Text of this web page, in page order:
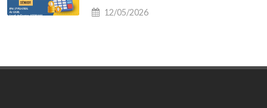
12/05/2026